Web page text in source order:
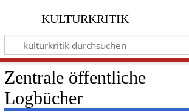
kulturkritik
Zentrale öffentliche
Logbücher